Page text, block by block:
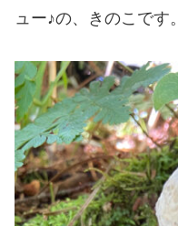
ュー♪の、きのこです。